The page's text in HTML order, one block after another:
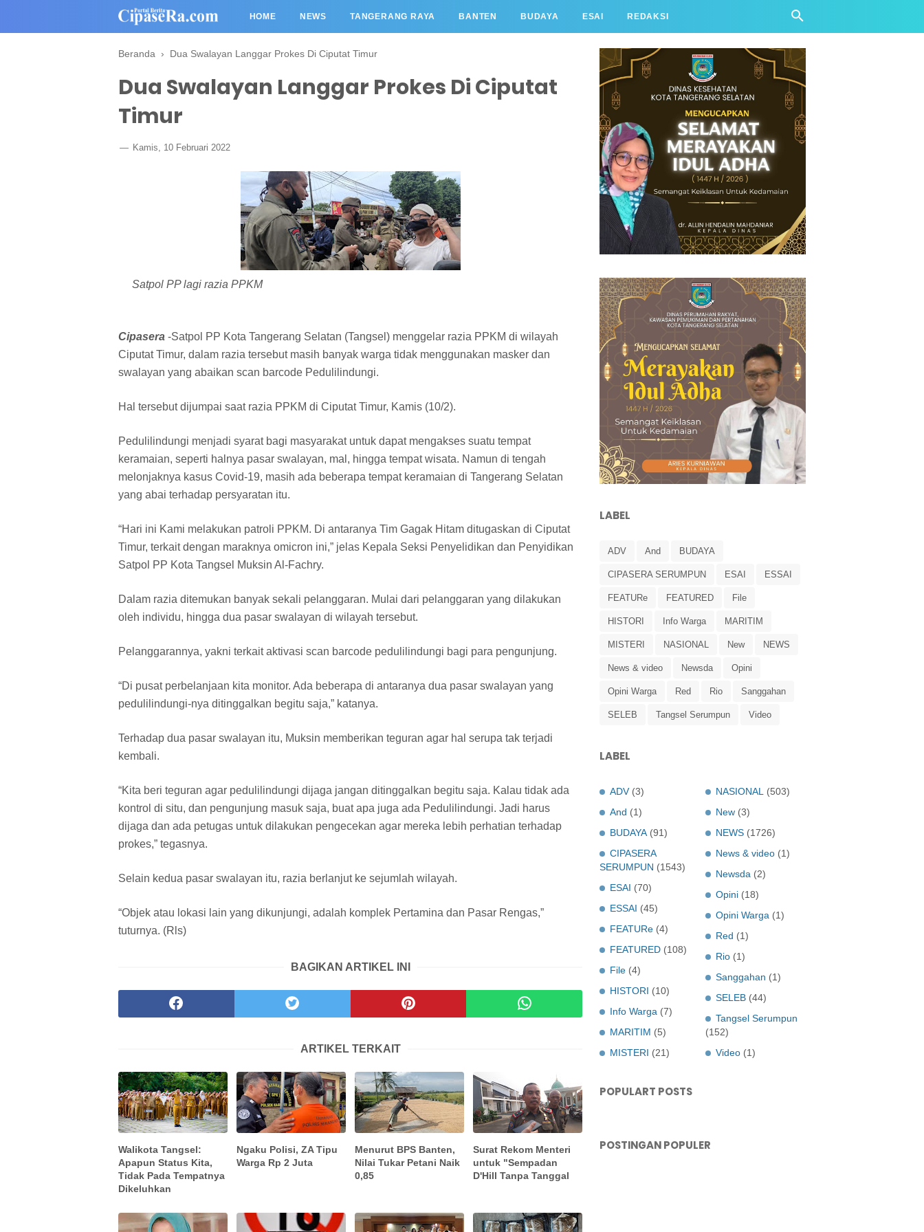
HOME NEWS TANGERANG RAYA BANTEN BUDAYA ESAI REDAKSI
Beranda › Dua Swalayan Langgar Prokes Di Ciputat Timur
Dua Swalayan Langgar Prokes Di Ciputat
Timur
Kamis, 10 Februari 2022
Satpol PP lagi razia PPKM
Cipasera -Satpol PP Kota Tangerang Selatan (Tangsel) menggelar razia PPKM di wilayah
Ciputat Timur, dalam razia tersebut masih banyak warga tidak menggunakan masker dan
swalayan yang abaikan scan barcode Pedulilindungi.
Hal tersebut dijumpai saat razia PPKM di Ciputat Timur, Kamis (10/2).
Pedulilindungi menjadi syarat bagi masyarakat untuk dapat mengakses suatu tempat
keramaian, seperti halnya pasar swalayan, mal, hingga tempat wisata. Namun di tengah
melonjaknya kasus Covid-19, masih ada beberapa tempat keramaian di Tangerang Selatan
yang abai terhadap persyaratan itu.
“Hari ini Kami melakukan patroli PPKM. Di antaranya Tim Gagak Hitam ditugaskan di Ciputat
Timur, terkait dengan maraknya omicron ini,” jelas Kepala Seksi Penyelidikan dan Penyidikan
Satpol PP Kota Tangsel Muksin Al-Fachry.
Dalam razia ditemukan banyak sekali pelanggaran. Mulai dari pelanggaran yang dilakukan
oleh individu, hingga dua pasar swalayan di wilayah tersebut.
Pelanggarannya, yakni terkait aktivasi scan barcode pedulilindungi bagi para pengunjung.
“Di pusat perbelanjaan kita monitor. Ada beberapa di antaranya dua pasar swalayan yang
pedulilindungi-nya ditinggalkan begitu saja,” katanya.
Terhadap dua pasar swalayan itu, Muksin memberikan teguran agar hal serupa tak terjadi
kembali.
“Kita beri teguran agar pedulilindungi dijaga jangan ditinggalkan begitu saja. Kalau tidak ada
kontrol di situ, dan pengunjung masuk saja, buat apa juga ada Pedulilindungi. Jadi harus
dijaga dan ada petugas untuk dilakukan pengecekan agar mereka lebih perhatian terhadap
prokes,” tegasnya.
Selain kedua pasar swalayan itu, razia berlanjut ke sejumlah wilayah.
“Objek atau lokasi lain yang dikunjungi, adalah komplek Pertamina dan Pasar Rengas,”
tuturnya. (Rls)
BAGIKAN ARTIKEL INI
ARTIKEL TERKAIT
Walikota Tangsel:
Apapun Status Kita,
Tidak Pada Tempatnya
Dikeluhkan
Ngaku Polisi, ZA Tipu
Warga Rp 2 Juta
Menurut BPS Banten,
Nilai Tukar Petani Naik
0,85
Surat Rekom Menteri
untuk "Sempadan
D'Hill Tanpa Tanggal
LABEL
ADV And BUDAYA
CIPASERA SERUMPUN ESAI ESSAI
FEATURe FEATURED File
HISTORI Info Warga MARITIM
MISTERI NASIONAL New NEWS
News & video Newsda Opini
Opini Warga Red Rio Sanggahan
SELEB Tangsel Serumpun Video
LABEL
ADV (3)
And (1)
BUDAYA (91)
CIPASERA
SERUMPUN (1543)
ESAI (70)
ESSAI (45)
FEATURe (4)
FEATURED (108)
File (4)
HISTORI (10)
Info Warga (7)
MARITIM (5)
MISTERI (21)
NASIONAL
(503)
New (3)
NEWS (1726)
News & video (1)
Newsda (2)
Opini (18)
Opini Warga (1)
Red (1)
Rio (1)
Sanggahan (1)
SELEB (44)
Tangsel Serumpun
(152)
Video (1)
POPULART POSTS
POSTINGAN POPULER